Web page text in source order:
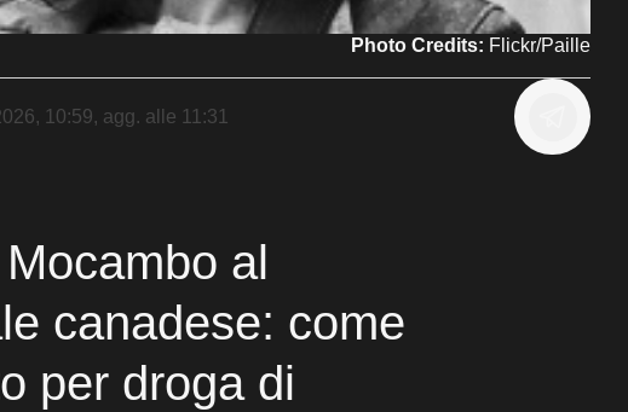
Photo Credits: Flickr/Paille
10:59, agg. alle 11:31
Mocambo al
canadese: come
per droga di